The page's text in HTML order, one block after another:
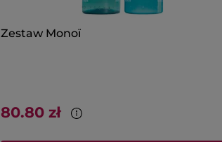
Zestaw Monoï
80.80 zł